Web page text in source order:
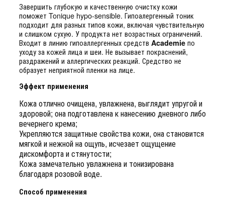
Завершить глубокую и качественную очистку кожи
поможет Tonique hypo-sensible. Гипоалергенный тоник
подходит для разных типов кожи, включая чувствительную
и слишком сухую. У продукта нет возрастных ограничений.
Входит в линию гипоаллергенных средств Academieпо
уходу за кожей лица и шеи. Не вызывает покраснений,
раздражений и аллергических реакций. Средство не
образует неприятной пленки на лице.
Эффект применения
Кожа отлично очищена, увлажнена, выглядит упругой и
здоровой; она подготавлена к нанесению дневного либо
вечернего крема;
Укрепляются защитные свойства кожи, она становится
мягкой и нежной на ощупь, исчезает ощущение
дискомфорта и стянутости;
Кожа замечательно увлажнена и тонизирована
благодаря розовой воде.
Способ применения